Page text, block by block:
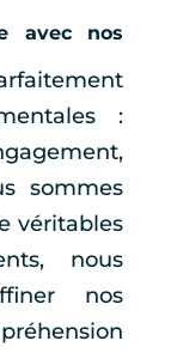
avec nos
:
sommes
véritables
nous
nos